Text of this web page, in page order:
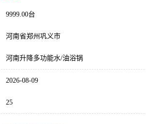
9999.00台
河南省郑州巩义市
河南升降多功能水/油浴锅
2026-08-09
25